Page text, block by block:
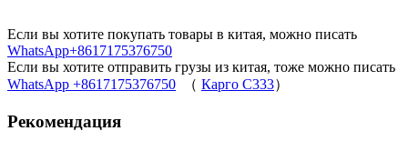
Если вы хотите покупать товары в китая, можно писать
WhatsApp+8617175376750
Если вы хотите отправить грузы из китая, тоже можно писать
WhatsApp +8617175376750 （ Карго C333）
Рекомендация